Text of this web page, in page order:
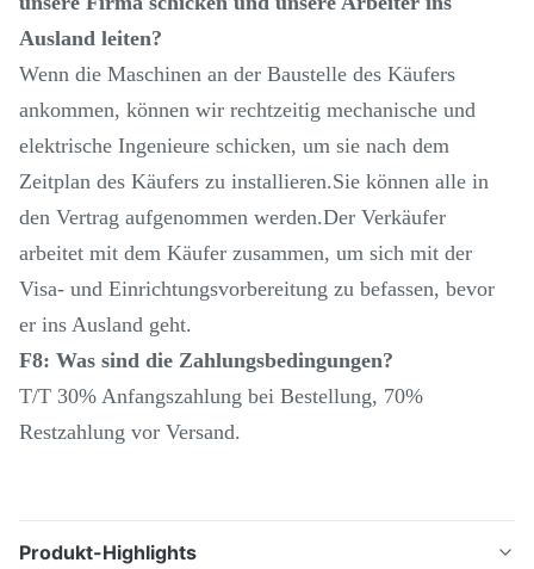
Ausland leiten?
Wenn die Maschinen an der Baustelle des Käufers
ankommen, können wir rechtzeitig mechanische und
elektrische Ingenieure schicken, um sie nach dem
Zeitplan des Käufers zu installieren.Sie können alle in
den Vertrag aufgenommen werden.Der Verkäufer
arbeitet mit dem Käufer zusammen, um sich mit der
Visa- und Einrichtungsvorbereitung zu befassen, bevor
er ins Ausland geht.
F8: Was sind die Zahlungsbedingungen?
T/T 30% Anfangszahlung bei Bestellung, 70%
Restzahlung vor Versand.
Produkt-Highlights